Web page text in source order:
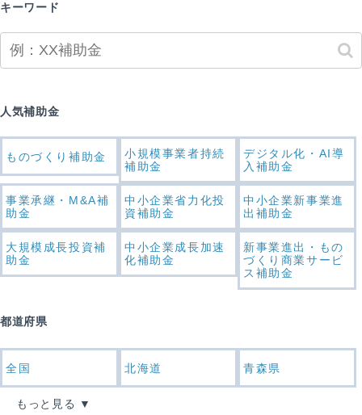
キーワード
人気補助金
ものづくり補助金
小規模事業者持続
補助金
デジタル化・AI導
入補助金
事業承継・M&A補
助金
中小企業省力化投
資補助金
中小企業新事業進
出補助金
大規模成長投資補
助金
中小企業成長加速
化補助金
新事業進出・もの
づくり商業サービ
ス補助金
都道府県
全国 北海道 青森県
もっと見る